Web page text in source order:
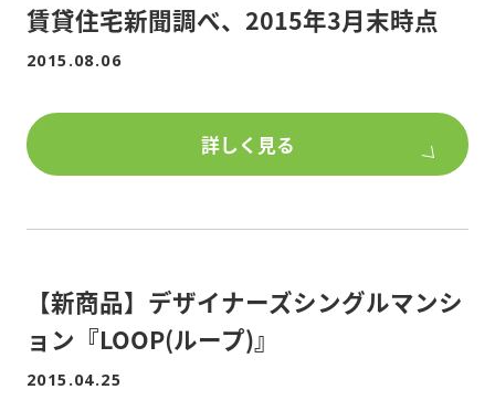
賃貸住宅新聞調べ、2015年3月末時点
2015.08.06
詳しく見る
【新商品】デザイナーズシングルマンシ
ョン『LOOP(ループ)』
2015.04.25